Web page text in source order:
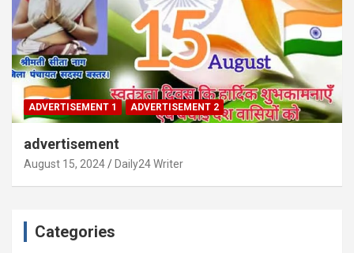
ADVERTISEMENT 1 ADVERTISEMENT 2
advertisement
August 15, 2024 Daily24 Writer
Categories